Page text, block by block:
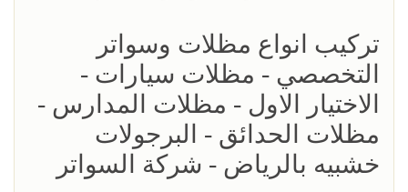
تركيب انواع مظلات وسواتر
التخصصي - مظلات سيارات -
الاختيار الاول - مظلات المدارس -
مظلات الحدائق - البرجولات
خشبيه بالرياض - شركة السواتر